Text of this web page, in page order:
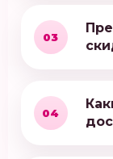
03
04